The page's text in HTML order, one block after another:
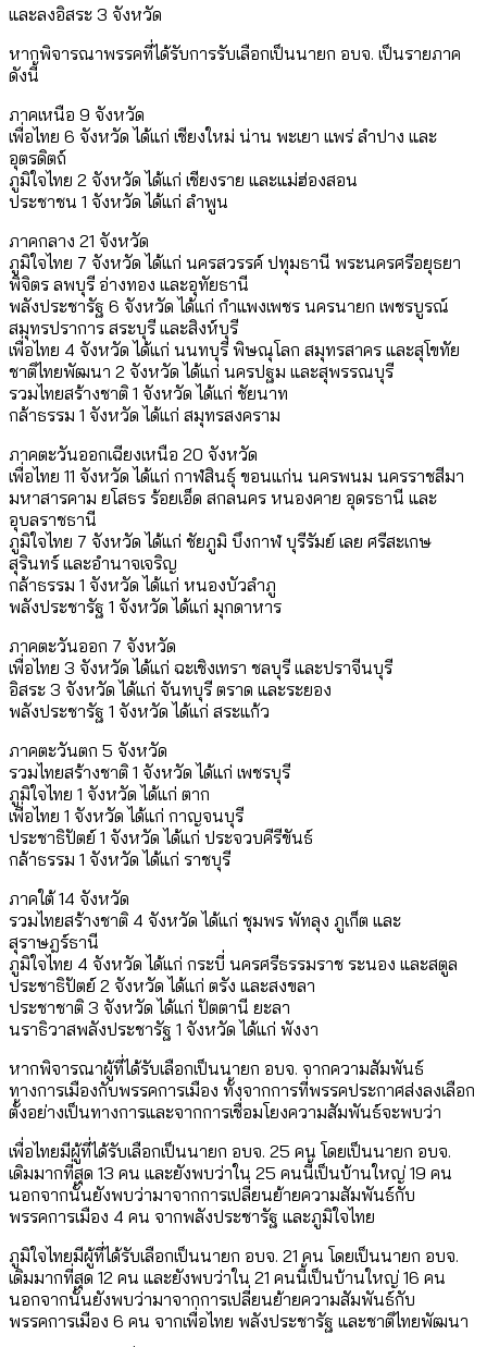
และลงอิสระ 3 จังหวัด
หากพิจารณาพรรคที่ได้รับการรับเลือกเป็นนายก อบจ. เป็นรายภาค
ดังนี้
ภาคเหนือ 9 จังหวัด
เพื่อไทย 6 จังหวัด ได้แก่ เชียงใหม่ น่าน พะเยา แพร่ ลำปาง และ
อุตรดิตถ์
ภูมิใจไทย 2 จังหวัด ได้แก่ เชียงราย และแม่ฮ่องสอน
ประชาชน 1 จังหวัด ได้แก่ ลำพูน
ภาคกลาง 21 จังหวัด
ภูมิใจไทย 7 จังหวัด ได้แก่ นครสวรรค์ ปทุมธานี พระนครศรีอยุธยา
พิจิตร ลพบุรี อ่างทอง และอุทัยธานี
พลังประชารัฐ 6 จังหวัด ได้แก่ กำแพงเพชร นครนายก เพชรบูรณ์
สมุทรปราการ สระบุรี และสิงห์บุรี
เพื่อไทย 4 จังหวัด ได้แก่ นนทบุรี พิษณุโลก สมุทรสาคร และสุโขทัย
ชาติไทยพัฒนา 2 จังหวัด ได้แก่ นครปฐม และสุพรรณบุรี
รวมไทยสร้างชาติ 1 จังหวัด ได้แก่ ชัยนาท
กล้าธรรม 1 จังหวัด ได้แก่ สมุทรสงคราม
ภาคตะวันออกเฉียงเหนือ 20 จังหวัด
เพื่อไทย 11 จังหวัด ได้แก่ กาฬสินธุ์ ขอนแก่น นครพนม นครราชสีมา
มหาสารคาม ยโสธร ร้อยเอ็ด สกลนคร หนองคาย อุดรธานี และ
อุบลราชธานี
ภูมิใจไทย 7 จังหวัด ได้แก่ ชัยภูมิ บึงกาฬ บุรีรัมย์ เลย ศรีสะเกษ
สุรินทร์ และอำนาจเจริญ
กล้าธรรม 1 จังหวัด ได้แก่ หนองบัวลำภู
พลังประชารัฐ 1 จังหวัด ได้แก่ มุกดาหาร
ภาคตะวันออก 7 จังหวัด
เพื่อไทย 3 จังหวัด ได้แก่ ฉะเชิงเทรา ชลบุรี และปราจีนบุรี
อิสระ 3 จังหวัด ได้แก่ จันทบุรี ตราด และระยอง
พลังประชารัฐ 1 จังหวัด ได้แก่ สระแก้ว
ภาคตะวันตก 5 จังหวัด
รวมไทยสร้างชาติ 1 จังหวัด ได้แก่ เพชรบุรี
ภูมิใจไทย 1 จังหวัด ได้แก่ ตาก
เพื่อไทย 1 จังหวัด ได้แก่ กาญจนบุรี
ประชาธิปัตย์ 1 จังหวัด ได้แก่ ประจวบคีรีขันธ์
กล้าธรรม 1 จังหวัด ได้แก่ ราชบุรี
ภาคใต้ 14 จังหวัด
รวมไทยสร้างชาติ 4 จังหวัด ได้แก่ ชุมพร พัทลุง ภูเก็ต และ
สุราษฎร์ธานี
ภูมิใจไทย 4 จังหวัด ได้แก่ กระบี่ นครศรีธรรมราช ระนอง และสตูล
ประชาธิปัตย์ 2 จังหวัด ได้แก่ ตรัง และสงขลา
ประชาชาติ 3 จังหวัด ได้แก่ ปัตตานี ยะลา
นราธิวาสพลังประชารัฐ 1 จังหวัด ได้แก่ พังงา
หากพิจารณาผู้ที่ได้รับเลือกเป็นนายก อบจ. จากความสัมพันธ์
ทางการเมืองกับพรรคการเมือง ทั้งจากการที่พรรคประกาศส่งลงเลือก
ตั้งอย่างเป็นทางการและจากการเชื่อมโยงความสัมพันธ์จะพบว่า
เพื่อไทยมีผู้ที่ได้รับเลือกเป็นนายก อบจ. 25 คน โดยเป็นนายก อบจ.
เดิมมากที่สุด 13 คน และยังพบว่าใน 25 คนนี้เป็นบ้านใหญ่ 19 คน
นอกจากนั้นยังพบว่ามาจากการเปลี่ยนย้ายความสัมพันธ์กับ
พรรคการเมือง 4 คน จากพลังประชารัฐ และภูมิใจไทย
ภูมิใจไทยมีผู้ที่ได้รับเลือกเป็นนายก อบจ. 21 คน โดยเป็นนายก อบจ.
เดิมมากที่สุด 12 คน และยังพบว่าใน 21 คนนี้เป็นบ้านใหญ่ 16 คน
นอกจากนั้นยังพบว่ามาจากการเปลี่ยนย้ายความสัมพันธ์กับ
พรรคการเมือง 6 คน จากเพื่อไทย พลังประชารัฐ และชาติไทยพัฒนา